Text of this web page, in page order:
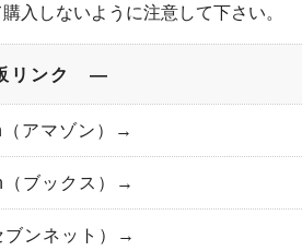
入しないように注意して下さい。
リンク ―
アマゾン）→
ブックス）→
ンネット）→